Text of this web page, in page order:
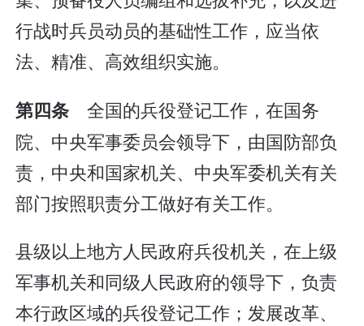
行战时兵员动员的基础性工作，应当依
法、精准、高效组织实施。
第四条全国的兵役登记工作，在国务
院、中央军事委员会领导下，由国防部负
责，中央和国家机关、中央军委机关有关
部门按照职责分工做好有关工作。
县级以上地方人民政府兵役机关，在上级
军事机关和同级人民政府的领导下，负责
本行政区域的兵役登记工作；发展改革、